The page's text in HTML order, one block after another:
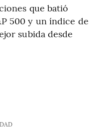
que batió
500 y un índice de
subida desde